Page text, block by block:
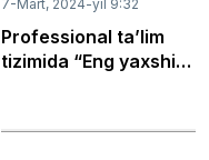
7-Mart, 2024-yil 9:32
Professional ta’lim
tizimida “Eng yaxshi
kо‘rik-tanlovi g‘oliblari